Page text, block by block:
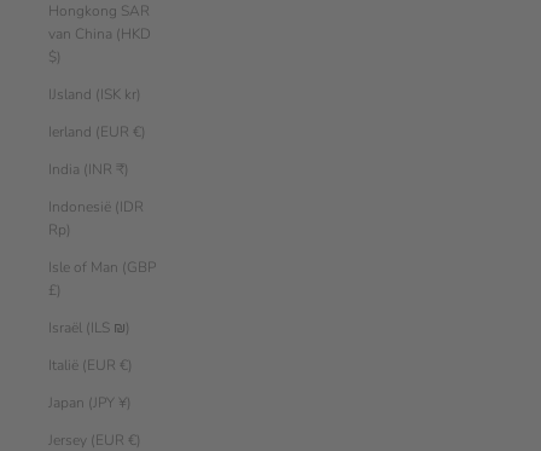
Hongkong SAR
van China (HKD
$)
IJsland (ISK kr)
Ierland (EUR €)
India (INR ₹)
Indonesië (IDR
Rp)
Isle of Man (GBP
£)
Israël (ILS ₪)
Italië (EUR €)
Japan (JPY ¥)
Jersey (EUR €)